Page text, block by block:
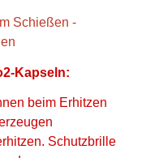
Schießen -
Kapseln:
beim Erhitzen
Schutzbrille